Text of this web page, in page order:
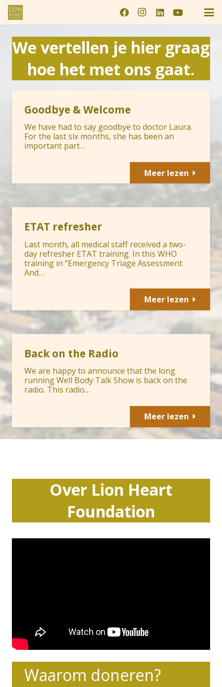
We vertellen je hier graag
hoe het met ons gaat.
Goodbye & Welcome
We have had to say goodbye to doctor Laura.
For the last six months, she has been an
important part…
Meer lezen
ETAT refresher
Last month, all medical staff received a two-
day refresher ETAT training. In this WHO
training in “Emergency Triage Assessment
And…
Meer lezen
Back on the Radio
We are happy to announce that the long
running Well Body Talk Show is back on the
radio. This radio…
Meer lezen
Over Lion Heart
Foundation
Waarom doneren?